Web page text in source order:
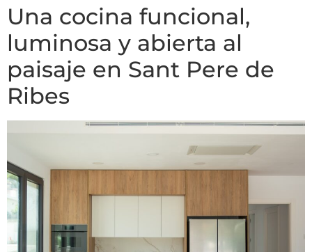
Una cocina funcional,
luminosa y abierta al
paisaje en Sant Pere de
Ribes